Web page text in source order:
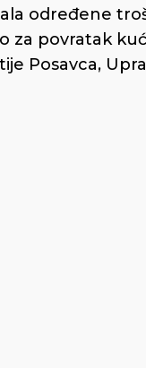
određene
povratak
Posavca,